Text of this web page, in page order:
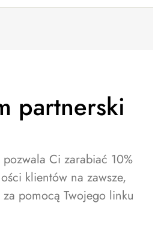
partnerski
Ci zarabiać 10%
klientów na zawsze,
pomocą Twojego linku